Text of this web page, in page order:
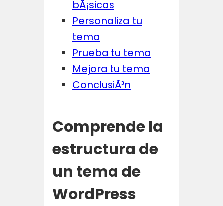
bÃ¡sicas
Personaliza tu
tema
Prueba tu tema
Mejora tu tema
ConclusiÃ³n
Comprende la
estructura de
un tema de
WordPress